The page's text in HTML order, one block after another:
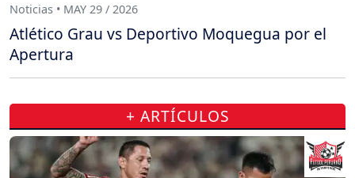
Noticias • MAY 29 / 2026
Atlético Grau vs Deportivo Moquegua por el
Apertura
+ ARTÍCULOS